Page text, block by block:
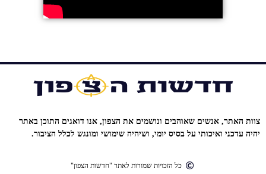
צוות האתר, אנשים שאוהבים ונושמים את הצפון, אנו דואגים התוכן באתר
יהיה עדכני ואיכותי על בסיס יומי, ושיהיה שימושי ומונגש לכלל הציבור.
כל הזכויות שמורות לאתר "חדשות הצפון"